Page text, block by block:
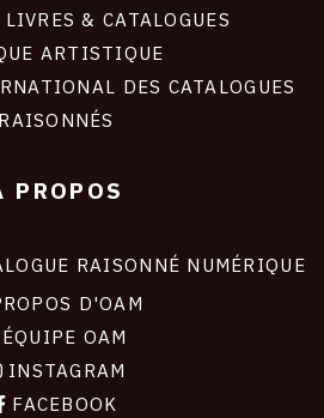
& CATALOGUES
ARTISTIQUE
DES CATALOGUES
RAISONNÉS
PROPOS
RAISONNÉ NUMÉRIQUE
D'OAM
OAM
INSTAGRAM
FACEBOOK